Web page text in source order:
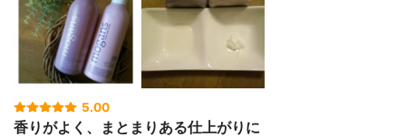
5.00
香りがよく、まとまりある仕上がりに